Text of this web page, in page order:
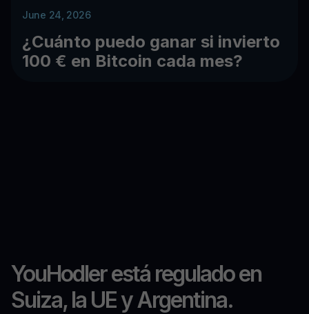
June 24, 2026
¿Cuánto puedo ganar si invierto
100 € en Bitcoin cada mes?
YouHodler está regulado en
Suiza, la UE y Argentina.